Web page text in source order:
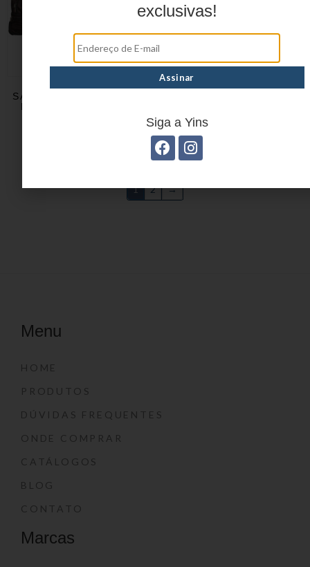
SACOLA DE VIAGEM EM
POLIÉSTER YS23004
1 2 →
Menu
HOME
PRODUTOS
DÚVIDAS FREQUENTES
ONDE COMPRAR
CATÁLOGOS
BLOG
CONTATO
Marcas
exclusivas!
Siga a Yins